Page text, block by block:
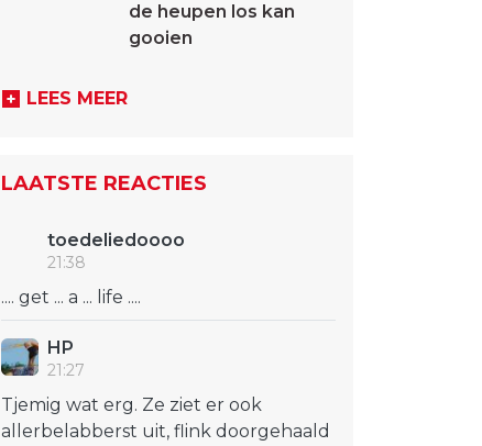
de heupen los kan
gooien
LEES MEER
LAATSTE REACTIES
toedeliedoooo
21:38
.... get ... a ... life ....
HP
21:27
Tjemig wat erg. Ze ziet er ook
allerbelabberst uit, flink doorgehaald